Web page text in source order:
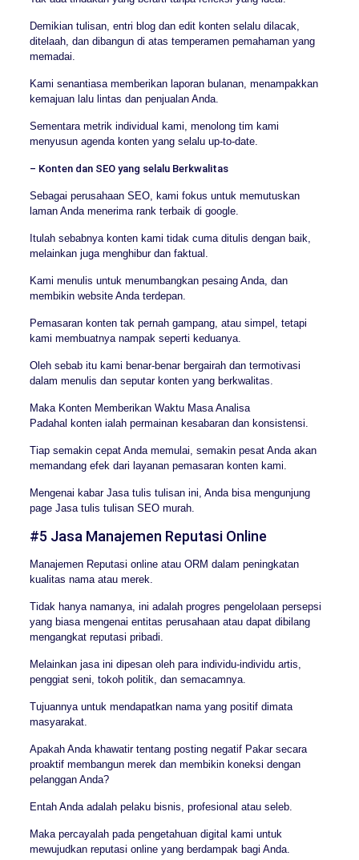
Demikian tulisan, entri blog dan edit konten selalu dilacak,
ditelaah, dan dibangun di atas temperamen pemahaman yang
memadai.
Kami senantiasa memberikan laporan bulanan, menampakkan
kemajuan lalu lintas dan penjualan Anda.
Sementara metrik individual kami, menolong tim kami
menyusun agenda konten yang selalu up-to-date.
– Konten dan SEO yang selalu Berkwalitas
Sebagai perusahaan SEO, kami fokus untuk memutuskan
laman Anda menerima rank terbaik di google.
Itulah sebabnya konten kami tidak cuma ditulis dengan baik,
melainkan juga menghibur dan faktual.
Kami menulis untuk menumbangkan pesaing Anda, dan
membikin website Anda terdepan.
Pemasaran konten tak pernah gampang, atau simpel, tetapi
kami membuatnya nampak seperti keduanya.
Oleh sebab itu kami benar-benar bergairah dan termotivasi
dalam menulis dan seputar konten yang berkwalitas.
Maka Konten Memberikan Waktu Masa Analisa
Padahal konten ialah permainan kesabaran dan konsistensi.
Tiap semakin cepat Anda memulai, semakin pesat Anda akan
memandang efek dari layanan pemasaran konten kami.
Mengenai kabar Jasa tulis tulisan ini, Anda bisa mengunjung
page Jasa tulis tulisan SEO murah.
#5 Jasa Manajemen Reputasi Online
Manajemen Reputasi online atau ORM dalam peningkatan
kualitas nama atau merek.
Tidak hanya namanya, ini adalah progres pengelolaan persepsi
yang biasa mengenai entitas perusahaan atau dapat dibilang
mengangkat reputasi pribadi.
Melainkan jasa ini dipesan oleh para individu-individu artis,
penggiat seni, tokoh politik, dan semacamnya.
Tujuannya untuk mendapatkan nama yang positif dimata
masyarakat.
Apakah Anda khawatir tentang posting negatif Pakar secara
proaktif membangun merek dan membikin koneksi dengan
pelanggan Anda?
Entah Anda adalah pelaku bisnis, profesional atau seleb.
Maka percayalah pada pengetahuan digital kami untuk
mewujudkan reputasi online yang berdampak bagi Anda.